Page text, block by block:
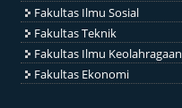
Fakultas Ilmu Sosial
Fakultas Teknik
Fakultas Ilmu Keolahragaan
Fakultas Ekonomi